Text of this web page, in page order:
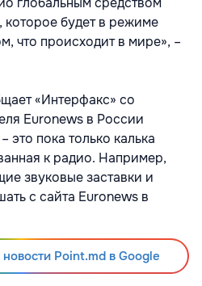
будет в режиме
что происходит в мире», –
«Интерфакс» со
Euronews в России
это пока только калька
к радио. Например,
звуковые заставки и
с сайта Euronews в
Point.md в Google